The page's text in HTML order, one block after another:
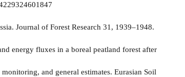
Journal of Forest Research 31, 1939–1948.
energy fluxes in a boreal peatland forest after
and general estimates. Eurasian Soil